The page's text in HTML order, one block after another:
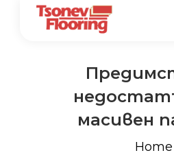
масивен
Home